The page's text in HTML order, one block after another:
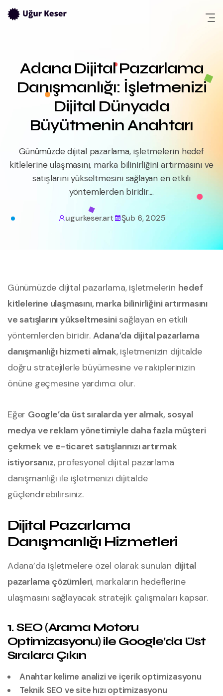
Skip
Adana Dijital Pazarlama
Danışmanlığı: İşletmenizi
Dijital Dünyada
Büyütmenin Anahtarı
Günümüzde dijital pazarlama, işletmelerin hedef
kitlelerine ulaşmasını, marka bilinirliğini artırmasını ve
satışlarını yükseltmesini sağlayan en etkili
yöntemlerden biridir....
ugurkeser.art Şub 6, 2025
Günümüzde dijital pazarlama, işletmelerin hedef
kitlelerine ulaşmasını, marka bilinirliğini artırmasını
ve satışlarını yükseltmesinisağlayan en etkili
yöntemlerden biridir. Adana’da dijital pazarlama
danışmanlığı hizmeti almak, işletmenizin dijitalde
doğru stratejilerle büyümesine ve rakiplerinizin
önüne geçmesine yardımcı olur.
Eğer Google’da üst sıralarda yer almak, sosyal
medya ve reklam yönetimiyle daha fazla müşteri
çekmek ve e-ticaret satışlarınızı artırmak
istiyorsanız, profesyonel dijital pazarlama
danışmanlığı ile işletmenizi dijitalde
güçlendirebilirsiniz.
Dijital Pazarlama
Danışmanlığı Hizmetleri
Adana’da işletmelere özel olarak sunulan dijital
pazarlama çözümleri, markaların hedeflerine
ulaşmasını sağlayacak stratejik çalışmaları kapsar.
1. SEO (Arama Motoru
Optimizasyonu) ile Google’da Üst
Sıralara Çıkın
Anahtar kelime analizi ve içerik optimizasyonu
Teknik SEO ve site hızı optimizasyonu